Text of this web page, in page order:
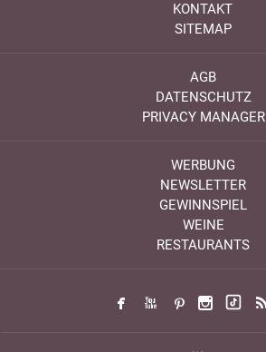
KONTAKT
SITEMAP
AGB
DATENSCHUTZ
PRIVACY MANAGER
WERBUNG
NEWSLETTER
GEWINNSPIEL
WEINE
RESTAURANTS